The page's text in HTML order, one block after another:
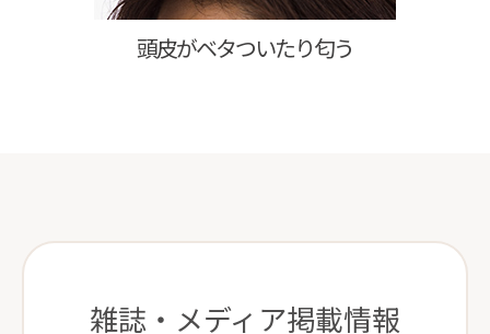
頭皮がベタついたり匂う
雑誌・メディア掲載情報